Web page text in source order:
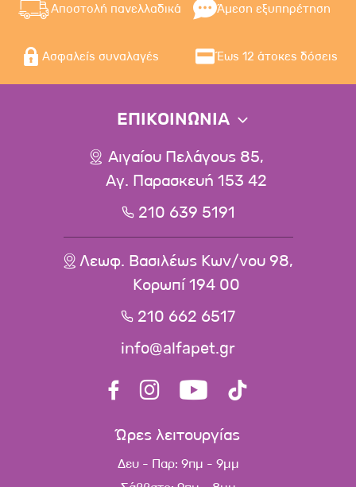
Αποστολή πανελλαδικά Άμεση εξυπηρέτηση
Ασφαλείς συναλαγές Έως 12 άτοκες δόσεις
ΕΠΙΚΟΙΝΩΝΙΑ
Αιγαίου Πελάγους 85,
Αγ. Παρασκευή 153 42
210 639 5191
Λεωφ. Βασιλέως Κων/νου 98,
Κορωπί 194 00
210 662 6517
info@alfapet.gr
Ώρες λειτουργίας
Δευ - Παρ: 9πμ - 9μμ